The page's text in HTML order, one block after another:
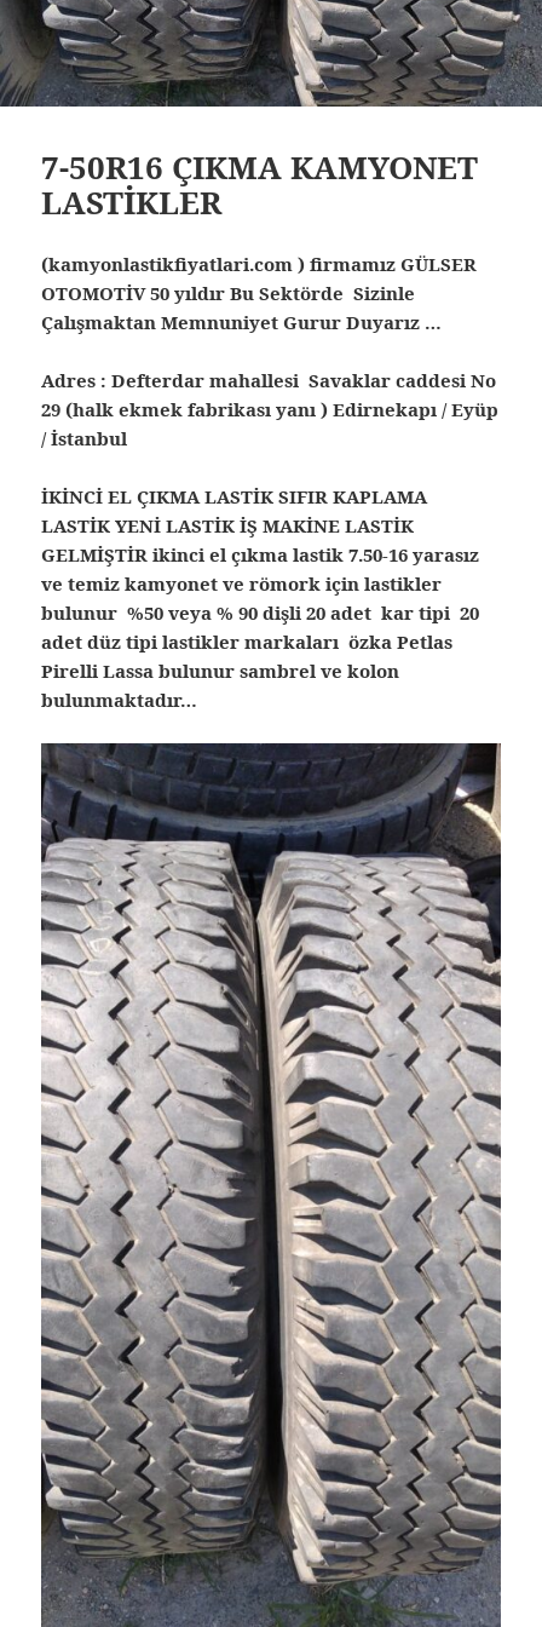
7-50R16 ÇIKMA KAMYONET
LASTİKLER
(kamyonlastikfiyatlari.com ) firmamız GÜLSER
OTOMOTİV 50 yıldır Bu Sektörde Sizinle
Çalışmaktan Memnuniyet Gurur Duyarız …
Adres : Defterdar mahallesi Savaklar caddesi No
29 (halk ekmek fabrikası yanı ) Edirnekapı / Eyüp
/ İstanbul
İKİNCİ EL ÇIKMA LASTİK SIFIR KAPLAMA
LASTİK YENİ LASTİK İŞ MAKİNE LASTİK
GELMİŞTİR ikinci el çıkma lastik7.50-16 yarasız
ve temiz kamyonet ve römork için lastikler
bulunur %50 veya % 90 dişli 20 adet kar tipi 20
adet düz tipi lastikler markaları özka Petlas
Pirelli Lassa bulunur sambrel ve kolon
bulunmaktadır…